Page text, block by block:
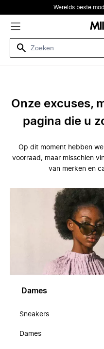
Werelds beste
Onze excuses,
pagina die u
Op dit moment hebben
voorraad, maar misschien
van merken en
Dames
Sneakers
Dames